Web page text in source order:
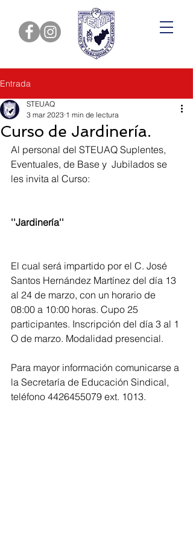
Entrada
Curso de Jardinería.
STEUAQ
3 mar 2023 1 min de lectura
Al personal del STEUAQ Suplentes,
Eventuales, de Base y  Jubilados se
les invita al Curso:
''Jardinería''
El cual será impartido por el C. José
Santos Hernández Martínez del día 13
al 24 de marzo, con un horario de
08:00 a 10:00 horas. Cupo 25
participantes. Inscripción del día 3 al 1
O de marzo. Modalidad presencial.
Para mayor información comunicarse a
la Secretaría de Educación Sindical,
teléfono 4426455079 ext. 1013.